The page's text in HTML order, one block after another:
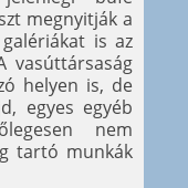
megnyitják a
is az
vasúttársaság
helyen is, de
egyes egyéb
nem
tartó munkák